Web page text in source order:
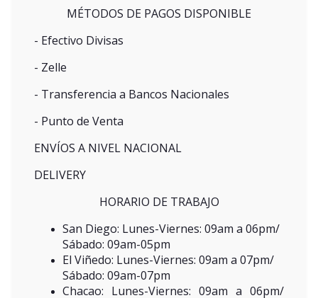
MÉTODOS DE PAGOS DISPONIBLE
- Efectivo Divisas
- Zelle
- Transferencia a Bancos Nacionales
- Punto de Venta
ENVÍOS A NIVEL NACIONAL
DELIVERY
HORARIO DE TRABAJO
San Diego: Lunes-Viernes: 09am a 06pm/
Sábado: 09am-05pm
El Viñedo: Lunes-Viernes: 09am a 07pm/
Sábado: 09am-07pm
Chacao: Lunes-Viernes: 09am a 06pm/